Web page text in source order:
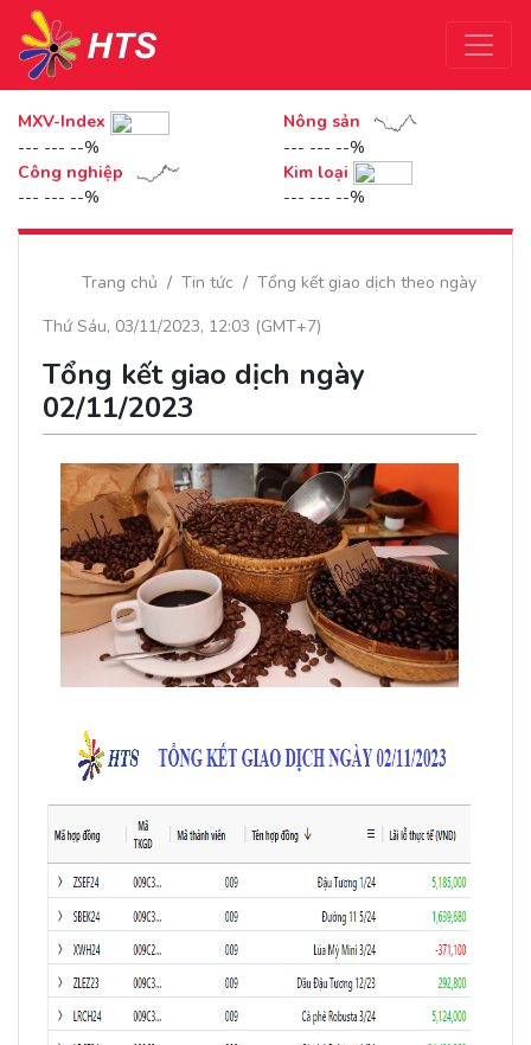
MXV-Index
--- --- --%
Nông sản
--- --- --%
Công nghiệp
--- --- --%
Kim loại
--- --- --%
Trang chủ Tin tức
Tổng kết giao dịch theo ngày
Thứ Sáu, 03/11/2023, 12:03 (GMT+7)
Tổng kết giao dịch ngày
02/11/2023